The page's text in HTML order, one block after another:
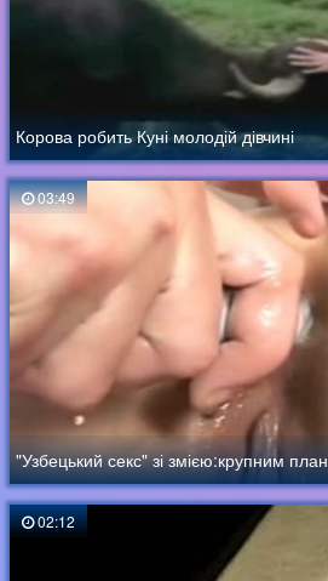
Корова робить Куні молодій дівчині
03:49
02:12